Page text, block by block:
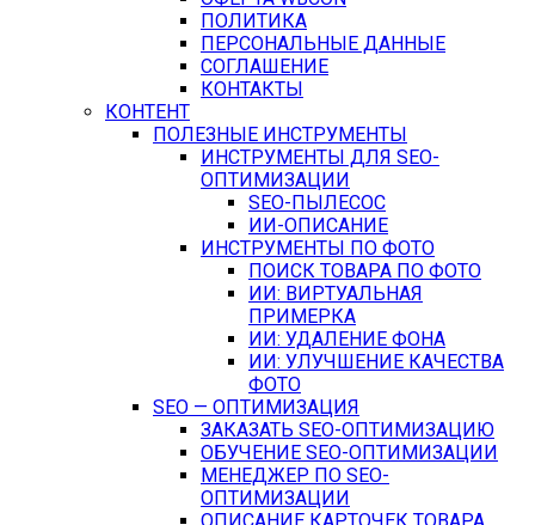
ПОЛИТИКА
ПЕРСОНАЛЬНЫЕ ДАННЫЕ
СОГЛАШЕНИЕ
КОНТАКТЫ
КОНТЕНТ
ПОЛЕЗНЫЕ ИНСТРУМЕНТЫ
ИНСТРУМЕНТЫ ДЛЯ SEO-
ОПТИМИЗАЦИИ
SEO-ПЫЛЕСОС
ИИ-ОПИСАНИЕ
ИНСТРУМЕНТЫ ПО ФОТО
ПОИСК ТОВАРА ПО ФОТО
ИИ: ВИРТУАЛЬНАЯ
ПРИМЕРКА
ИИ: УДАЛЕНИЕ ФОНА
ИИ: УЛУЧШЕНИЕ КАЧЕСТВА
ФОТО
SEO — ОПТИМИЗАЦИЯ
ЗАКАЗАТЬ SEO-ОПТИМИЗАЦИЮ
ОБУЧЕНИЕ SEO-ОПТИМИЗАЦИИ
МЕНЕДЖЕР ПО SEO-
ОПТИМИЗАЦИИ